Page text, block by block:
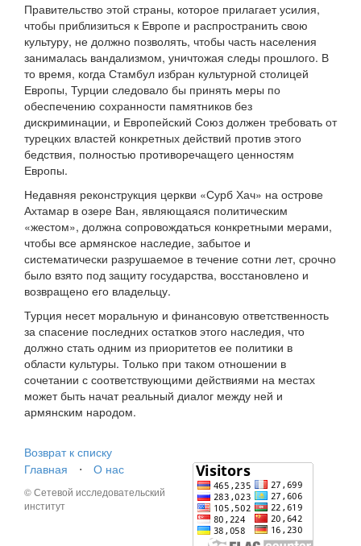
Правительство этой страны, которое прилагает усилия,
чтобы приблизиться к Европе и распространить свою
культуру, не должно позволять, чтобы часть населения
занималась вандализмом, уничтожая следы прошлого. В
то время, когда Стамбул избран культурной столицей
Европы, Турции следовало бы принять меры по
обеспечению сохранности памятников без
дискриминации, и Европейский Союз должен требовать от
турецких властей конкретных действий против этого
бедствия, полностью противоречащего ценностям
Европы.
Недавняя реконструкция церкви «Сурб Хач» на острове
Ахтамар в озере Ван, являющаяся политическим
«жестом», должна сопровождаться конкретными мерами,
чтобы все армянское наследие, забытое и
систематически разрушаемое в течение сотни лет, срочно
было взято под защиту государства, восстановлено и
возвращено его владельцу.
Турция несет моральную и финансовую ответственность
за спасение последних остатков этого наследия, что
должно стать одним из приоритетов ее политики в
области культуры. Только при таком отношении в
сочетании с соответствующими действиями на местах
может быть начат реальный диалог между ней и
армянским народом.
Возврат к списку
Главная
⋅ О нас
© Сетевой исследовательский
институт